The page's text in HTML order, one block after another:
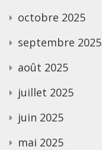
octobre 2025
septembre 2025
août 2025
juillet 2025
juin 2025
mai 2025